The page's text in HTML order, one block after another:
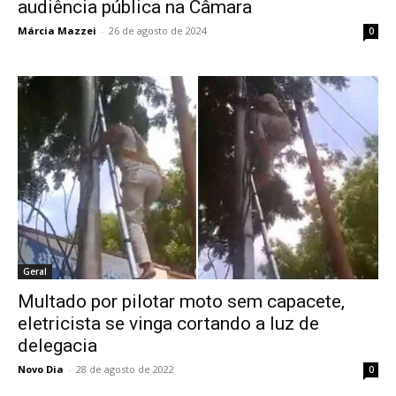
audiência pública na Câmara
Márcia Mazzei - 26 de agosto de 2024 0
Geral
Multado por pilotar moto sem capacete,
eletricista se vinga cortando a luz de
delegacia
Novo Dia - 28 de agosto de 2022 0